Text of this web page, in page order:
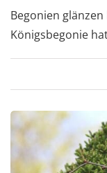
Begonien
Königsbegonie